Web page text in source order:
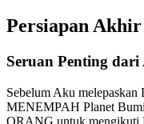
Persiapan Akhir
Seruan Penting
Sebelum Aku
MENEMPAH Planet
ORANG untuk mengikuti